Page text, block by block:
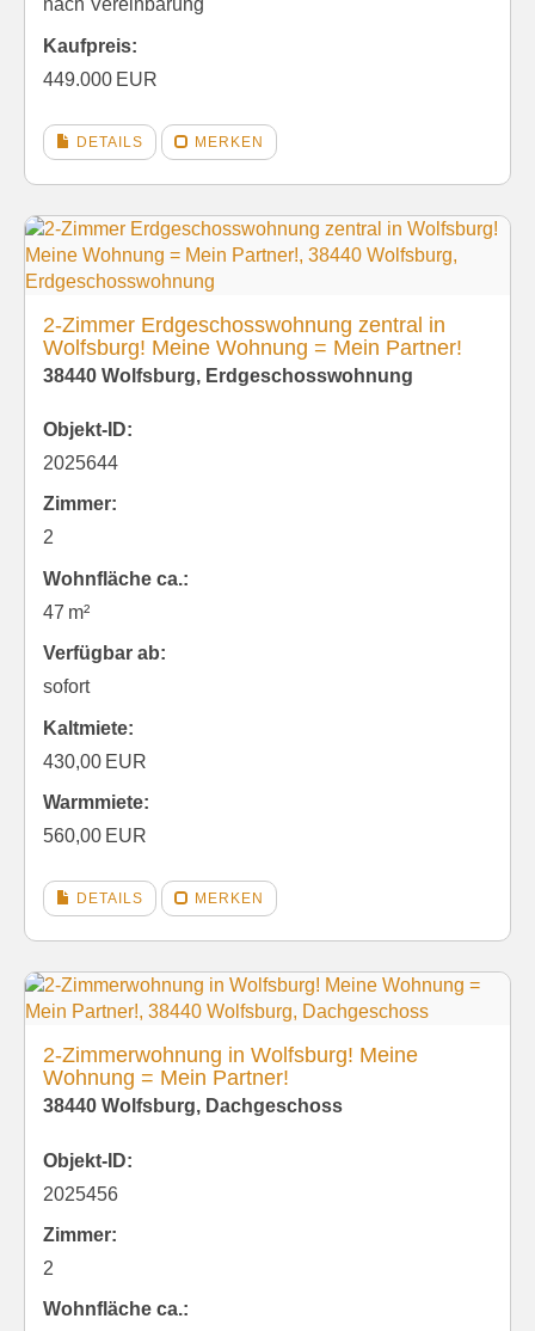
nach Vereinbarung
Kaufpreis:
449.000 EUR
DETAILS MERKEN
2-Zimmer Erdgeschosswohnung zentral in
Wolfsburg! Meine Wohnung = Mein Partner!
38440 Wolfsburg, Erdgeschosswohnung
Objekt-ID:
2025644
Zimmer:
2
Wohnfläche ca.:
47 m²
Verfügbar ab:
sofort
Kaltmiete:
430,00 EUR
Warmmiete:
560,00 EUR
DETAILS MERKEN
2-Zimmerwohnung in Wolfsburg! Meine
Wohnung = Mein Partner!
38440 Wolfsburg, Dachgeschoss
Objekt-ID:
2025456
Zimmer:
2
Wohnfläche ca.: